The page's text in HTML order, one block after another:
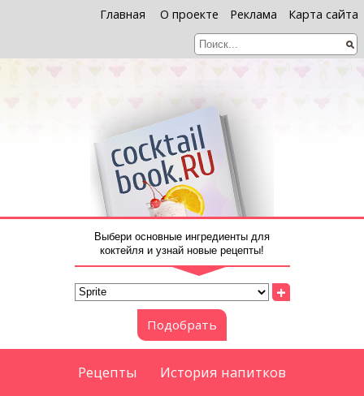
Главная О проекте Реклама Карта сайта
Выбери основные ингредиенты для
коктейля и узнай новые рецепты!
+
Подобрать
Рецепты
История напитков